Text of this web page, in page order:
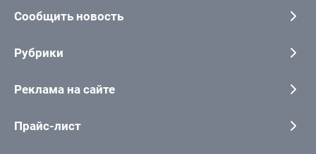
Сообщить новость
Рубрики
Реклама на сайте
Прайс-лист